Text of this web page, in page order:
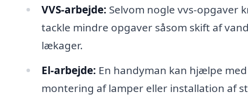
VVS-arbejde: Selvom nogle vvs-opgaver
tackle mindre opgaver såsom skift af
lækager.
El-arbejde: En handyman kan hjælpe
montering af lamper eller installation af